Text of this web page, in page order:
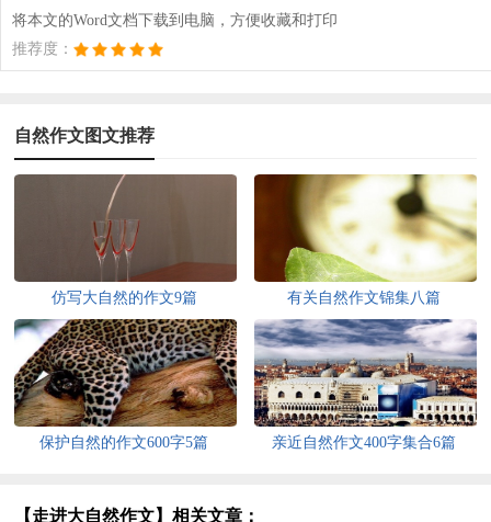
将本文的Word文档下载到电脑，方便收藏和打印
推荐度：
自然作文图文推荐
仿写大自然的作文9篇 有关自然作文锦集八篇
保护自然的作文600字5篇 亲近自然作文400字集合6篇
【走进大自然作文】相关文章：